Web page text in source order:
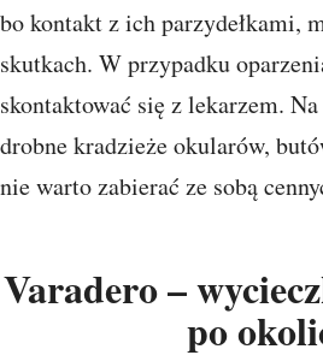
bo kontakt z ich parzydełkami,
skutkach. W przypadku
skontaktować się z lekarzem.
drobne kradzieże okularów,
nie warto zabierać ze sobą
Varadero –
po